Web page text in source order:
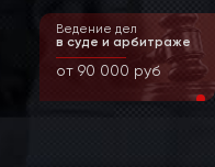
Ведение дел
в суде и арбитраже
от 90 000 руб